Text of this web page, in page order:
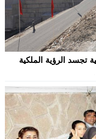
تجسد الرؤية الملكية